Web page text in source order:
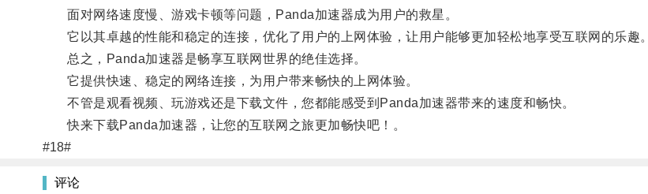
面对网络速度慢、游戏卡顿等问题，Panda加速器成为用户的救星。
它以其卓越的性能和稳定的连接，优化了用户的上网体验，让用户能够更加轻松地享受互联网的乐趣。
总之，Panda加速器是畅享互联网世界的绝佳选择。
它提供快速、稳定的网络连接，为用户带来畅快的上网体验。
不管是观看视频、玩游戏还是下载文件，您都能感受到Panda加速器带来的速度和畅快。
快来下载Panda加速器，让您的互联网之旅更加畅快吧！。
#18#
评论